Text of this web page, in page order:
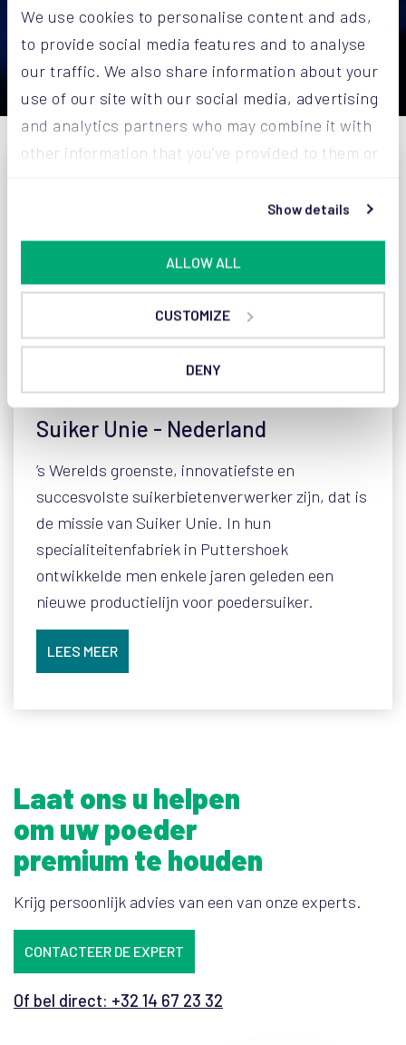
We use cookies to personalise content and ads,
to provide social media features and to analyse
our traffic. We also share information about your
use of our site with our social media, advertising
and analytics partners who may combine it with
other information that you’ve provided to them or
Show details
ALLOW ALL
CUSTOMIZE
DENY
ONTDEK AROVAC®
Suiker Unie - Nederland
’s Werelds groenste, innovatiefste en
succesvolste suikerbietenverwerker zijn, dat is
de missie van Suiker Unie. In hun
specialiteitenfabriek in Puttershoek
ontwikkelde men enkele jaren geleden een
nieuwe productielijn voor poedersuiker.
LEES MEER
Laat ons u helpen
om uw poeder
premium te houden
Krijg persoonlijk advies van een van onze experts.
CONTACTEER DE EXPERT
Of bel direct: +32 14 67 23 32